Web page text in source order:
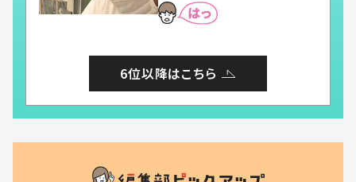
6位以降はこちら